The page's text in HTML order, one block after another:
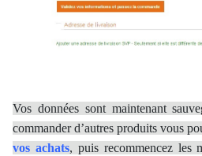
Vos données sont maintenant
commander d’autres produits vous
vos achats, puis recommencez les